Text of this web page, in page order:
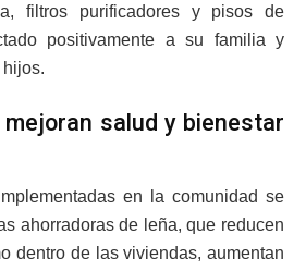
filtros purificadores y pisos de
positivamente a su familia y
salud y bienestar
en la comunidad se
ahorradoras de leña, que reducen
dentro de las viviendas, aumentan